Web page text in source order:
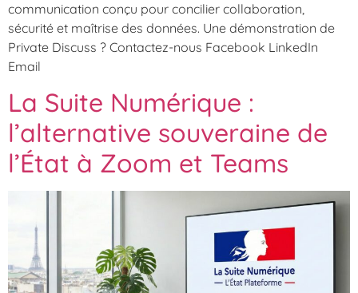
communication conçu pour concilier collaboration,
sécurité et maîtrise des données. Une démonstration de
Private Discuss ? Contactez-nous Facebook LinkedIn
Email
La Suite Numérique :
l’alternative souveraine de
l’État à Zoom et Teams